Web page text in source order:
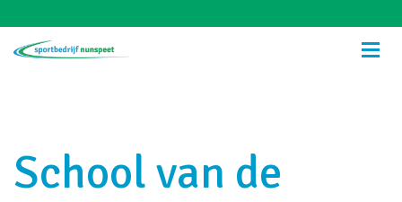
School van de